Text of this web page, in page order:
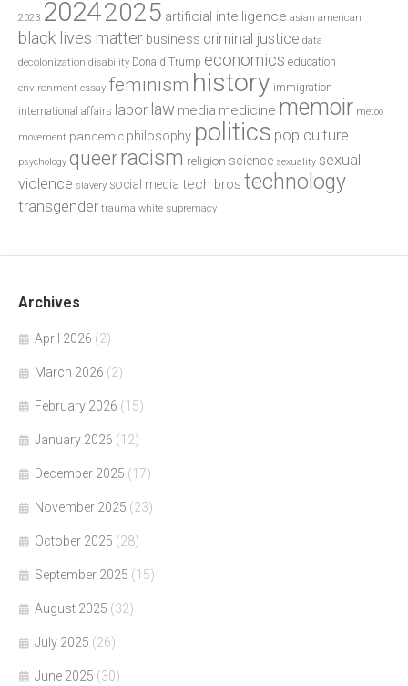
2023 20242025 artificial intelligence asian american
black lives matter business criminal justice data
decolonization disability Donald Trump economics education
environment essay feminism history immigration
international affairs labor law media medicine memoir metoo
movement pandemic philosophy politics pop culture
psychology queerracism religion science sexuality sexual
violence slavery social media tech bros technology
transgender trauma white supremacy
Archives
April 2026 (2)
March 2026 (2)
February 2026 (15)
January 2026 (12)
December 2025 (17)
November 2025 (23)
October 2025 (28)
September 2025 (15)
August 2025 (32)
July 2025 (26)
June 2025 (30)